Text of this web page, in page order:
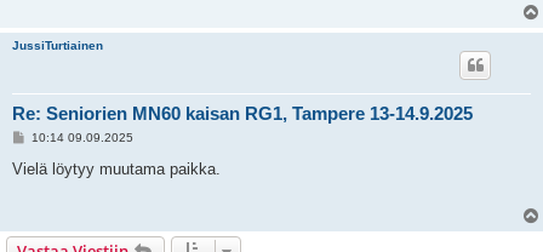
JussiTurtiainen
Re: Seniorien MN60 kaisan RG1, Tampere 13-14.9.2025
V
e
10:14 09.09.2025
Vielä löytyy muutama paikka.